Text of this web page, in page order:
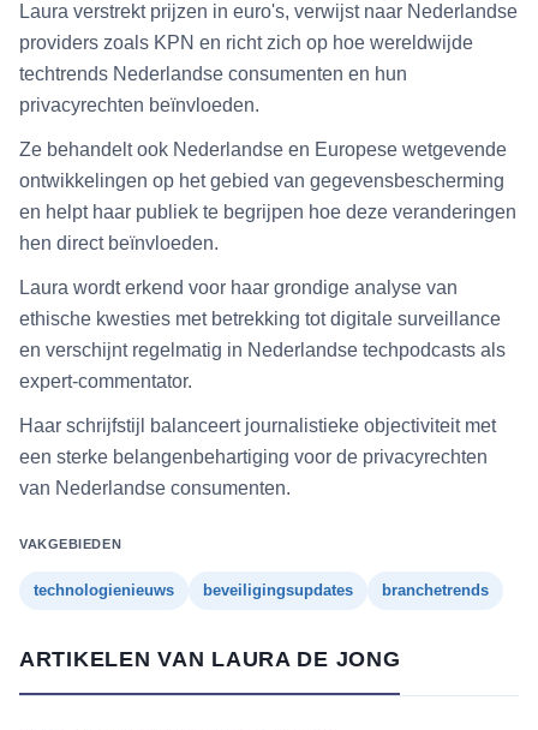
Laura verstrekt prijzen in euro's, verwijst naar Nederlandse
providers zoals KPN en richt zich op hoe wereldwijde
techtrends Nederlandse consumenten en hun
privacyrechten beïnvloeden.
Ze behandelt ook Nederlandse en Europese wetgevende
ontwikkelingen op het gebied van gegevensbescherming
en helpt haar publiek te begrijpen hoe deze veranderingen
hen direct beïnvloeden.
Laura wordt erkend voor haar grondige analyse van
ethische kwesties met betrekking tot digitale surveillance
en verschijnt regelmatig in Nederlandse techpodcasts als
expert-commentator.
Haar schrijfstijl balanceert journalistieke objectiviteit met
een sterke belangenbehartiging voor de privacyrechten
van Nederlandse consumenten.
VAKGEBIEDEN
technologienieuws beveiligingsupdates branchetrends
ARTIKELEN VAN LAURA DE JONG